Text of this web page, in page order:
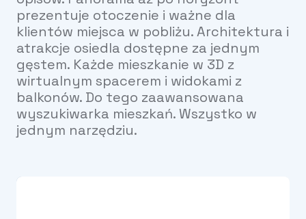
prezentuje otoczenie i ważne dla
klientów miejsca w pobliżu. Architektura i
atrakcje osiedla dostępne za jednym
gęstem. Każde mieszkanie w 3D z
wirtualnym spacerem i widokami z
balkonów. Do tego zaawansowana
wyszukiwarka mieszkań. Wszystko w
jednym narzędziu.